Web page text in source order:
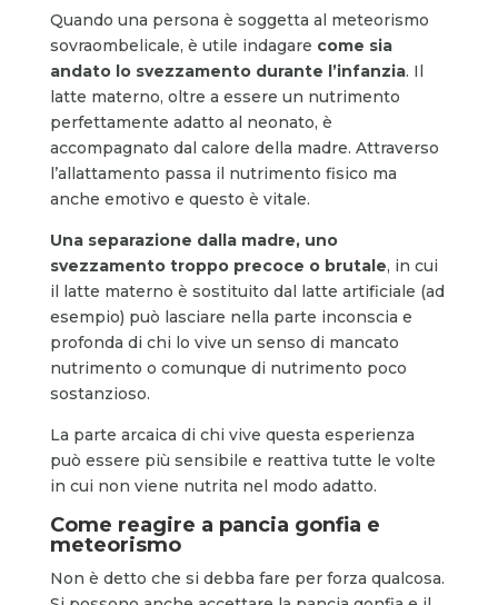
Quando una persona è soggetta al meteorismo
sovraombelicale, è utile indagare come sia
andato lo svezzamento durante l’infanzia. Il
latte materno, oltre a essere un nutrimento
perfettamente adatto al neonato, è
accompagnato dal calore della madre. Attraverso
l’allattamento passa il nutrimento fisico ma
anche emotivo e questo è vitale.
Una separazione dalla madre, uno
svezzamento troppo precoce o brutale, in cui
il latte materno è sostituito dal latte artificiale (ad
esempio) può lasciare nella parte inconscia e
profonda di chi lo vive un senso di mancato
nutrimento o comunque di nutrimento poco
sostanzioso.
La parte arcaica di chi vive questa esperienza
può essere più sensibile e reattiva tutte le volte
in cui non viene nutrita nel modo adatto.
Come reagire a pancia gonfia e
meteorismo
Non è detto che si debba fare per forza qualcosa.